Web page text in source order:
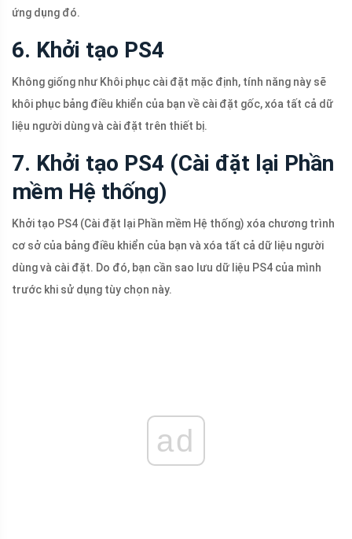
ứng dụng đó.
6. Khởi tạo PS4
Không giống như Khôi phục cài đặt mặc định, tính năng này sẽ
khôi phục bảng điều khiển của bạn về cài đặt gốc, xóa tất cả dữ
liệu người dùng và cài đặt trên thiết bị.
7. Khởi tạo PS4 (Cài đặt lại Phần
mềm Hệ thống)
Khởi tạo PS4 (Cài đặt lại Phần mềm Hệ thống) xóa chương trình
cơ sở của bảng điều khiển của bạn và xóa tất cả dữ liệu người
dùng và cài đặt. Do đó, bạn cần sao lưu dữ liệu PS4 của mình
trước khi sử dụng tùy chọn này.
ad